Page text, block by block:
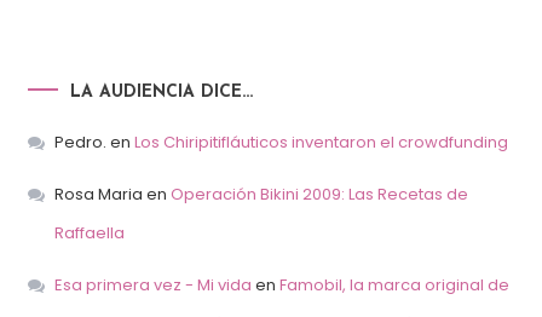
LA AUDIENCIA DICE…
Pedro. en Los Chiripitifláuticos inventaron el crowdfunding
Rosa Maria en Operación Bikini 2009: Las Recetas de
Raffaella
Esa primera vez - Mi vida en Famobil, la marca original de